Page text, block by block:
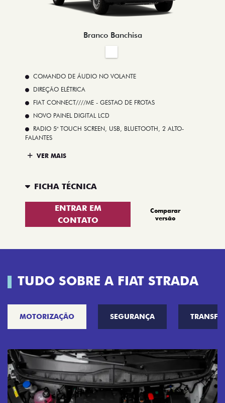
Branco Banchisa
COMANDO DE ÁUDIO NO VOLANTE
DIREÇÃO ELÉTRICA
FIAT CONNECT////ME - GESTAO DE FROTAS
NOVO PAINEL DIGITAL LCD
RADIO 5" TOUCH SCREEN, USB, BLUETOOTH, 2 ALTO-
FALANTES
VER MAIS
FICHA TÉCNICA
ENTRAR EM
CONTATO
Comparar
versão
TUDO SOBRE A FIAT STRADA
MOTORIZAÇÃO SEGURANÇA